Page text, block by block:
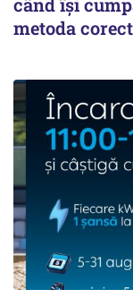
metoda